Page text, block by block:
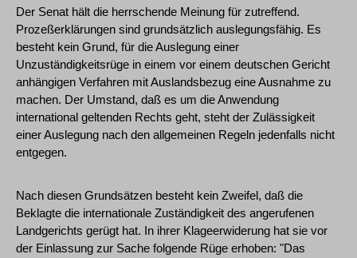
Der Senat hält die herrschende Meinung für zutreffend.
Prozeßerklärungen sind grundsätzlich auslegungsfähig. Es
besteht kein Grund, für die Auslegung einer
Unzuständigkeitsrüge in einem vor einem deutschen Gericht
anhängigen Verfahren mit Auslandsbezug eine Ausnahme zu
machen. Der Umstand, daß es um die Anwendung
international geltenden Rechts geht, steht der Zulässigkeit
einer Auslegung nach den allgemeinen Regeln jedenfalls nicht
entgegen.
Nach diesen Grundsätzen besteht kein Zweifel, daß die
Beklagte die internationale Zuständigkeit des angerufenen
Landgerichts gerügt hat. In ihrer Klageerwiderung hat sie vor
der Einlassung zur Sache folgende Rüge erhoben: "Das